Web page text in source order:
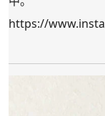
https://